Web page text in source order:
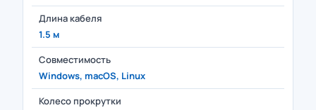
Длина кабеля
1.5 м
Совместимость
Windows, macOS, Linux
Колесо прокрутки